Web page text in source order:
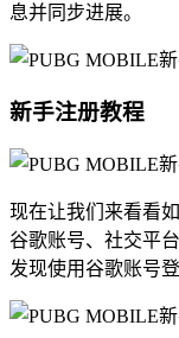
息并同步进展。
新手注册教程
现在让我们来看看
谷歌账号、社交平
发现使用谷歌账号